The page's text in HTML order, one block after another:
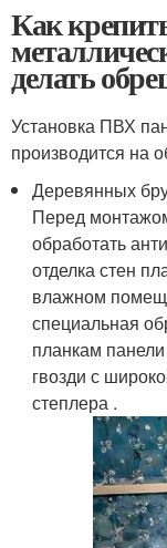
Как
делать
Установка ПВХ
производится на
Деревянных
Перед
обработать
отделка стен
влажном
специальная
планкам
гвозди с
степлера .